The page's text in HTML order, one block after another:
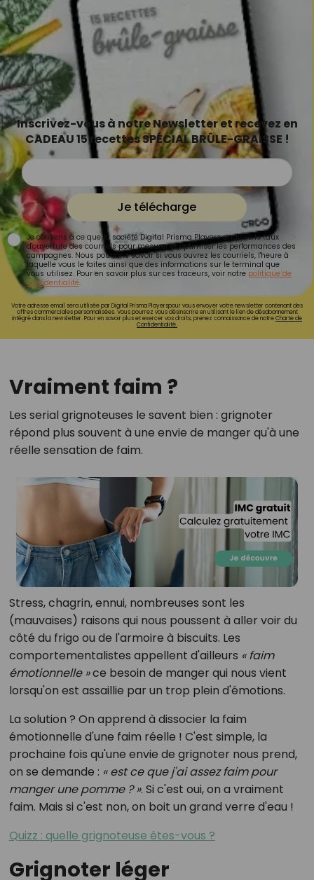
Inscrivez-vous à notre Newsletter et recevez en
CADEAU 15 recettes SPÉCIAL BRÛLE-GRAISSE !
Je télécharge
Je consens à ce que la société Digital Prisma Players analyse le taux
d'ouverture des courriels pour mesurer et optimiser les performances des
campagnes. Nous pourrons savoir si vous ouvrez les courriels, l'heure à
laquelle vous le faites ainsi que des informations sur le terminal que
vous utilisez. Pour en savoir plus sur ces traceurs, voir notre politique de
confidentialité.
Votre adresse email sera utilisée par Digital Prisma Playerspour vous envoyer votre newsletter contenant des
offres commerciales personnalisées. Vous pourrez vous désinscrire en utilisant le lien de désabonnement
intégré dans la newsletter. Pour en savoir plus et exercer vos droits, prenez connaissance de notreCharte de
Confidentialité.
Vraiment faim ?
Les serial grignoteuses le savent bien : grignoter
répond plus souvent à une envie de manger qu'à une
réelle sensation de faim.
Stress, chagrin, ennui, nombreuses sont les
(mauvaises) raisons qui nous poussent à aller voir du
côté du frigo ou de l'armoire à biscuits. Les
comportementalistes appellent d'ailleurs « faim
émotionnelle »ce besoin de manger qui nous vient
lorsqu'on est assaillie par un trop plein d'émotions.
La solution ? On apprend à dissocier la faim
émotionnelle d'une faim réelle ! C'est simple, la
prochaine fois qu'une envie de grignoter nous prend,
on se demande : « est ce que j'ai assez faim pour
manger une pomme ? ». Si c'est oui, on a vraiment
faim. Mais si c'est non, on boit un grand verre d'eau !
Quizz : quelle grignoteuse êtes-vous ?
Grignoter léger